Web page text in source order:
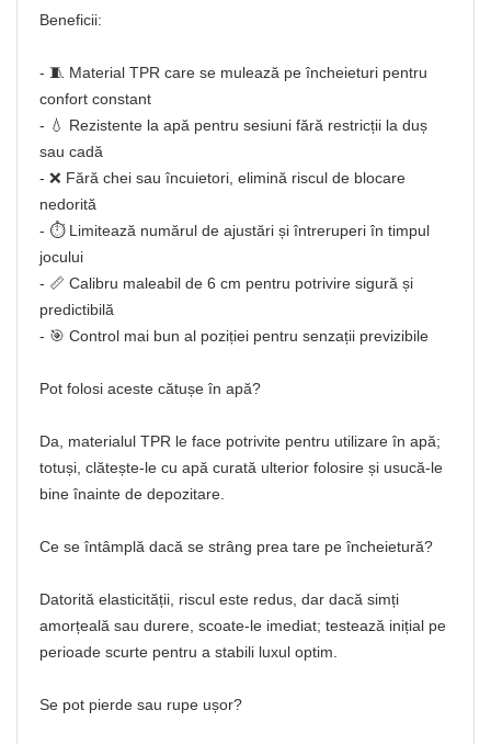
Beneficii:
- 🧵 Material TPR care se mulează pe încheieturi pentru
confort constant
- 💧 Rezistente la apă pentru sesiuni fără restricții la duș
sau cadă
- ❌ Fără chei sau încuietori, elimină riscul de blocare
nedorită
- ⏱️ Limitează numărul de ajustări și întreruperi în timpul
jocului
- 📏 Calibru maleabil de 6 cm pentru potrivire sigură și
predictibilă
- 🎯 Control mai bun al poziției pentru senzații previzibile
Pot folosi aceste cătușe în apă?
Da, materialul TPR le face potrivite pentru utilizare în apă;
totuși, clătește-le cu apă curată ulterior folosire și usucă-le
bine înainte de depozitare.
Ce se întâmplă dacă se strâng prea tare pe încheietură?
Datorită elasticității, riscul este redus, dar dacă simți
amorțeală sau durere, scoate-le imediat; testează inițial pe
perioade scurte pentru a stabili luxul optim.
Se pot pierde sau rupe ușor?